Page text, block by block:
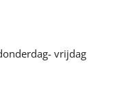
vrijdag